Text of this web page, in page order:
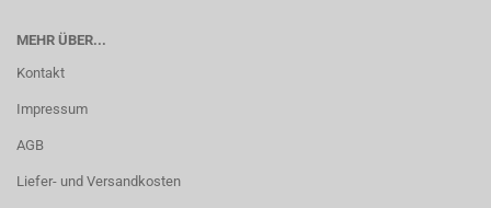
MEHR ÜBER...
Kontakt
Impressum
AGB
Liefer- und Versandkosten